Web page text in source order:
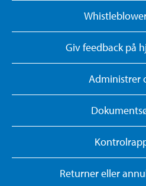
Giv feedback på
Administrer
Returner eller